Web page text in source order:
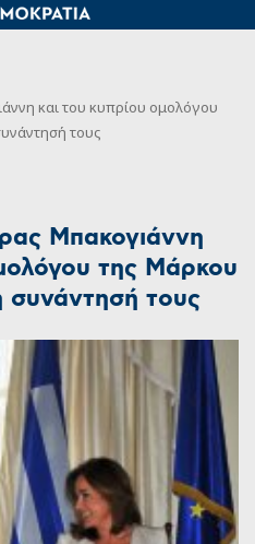
και του κυπρίου ομολόγου
τους
Μπακογιάννη
της Μάρκου
συνάντησή τους